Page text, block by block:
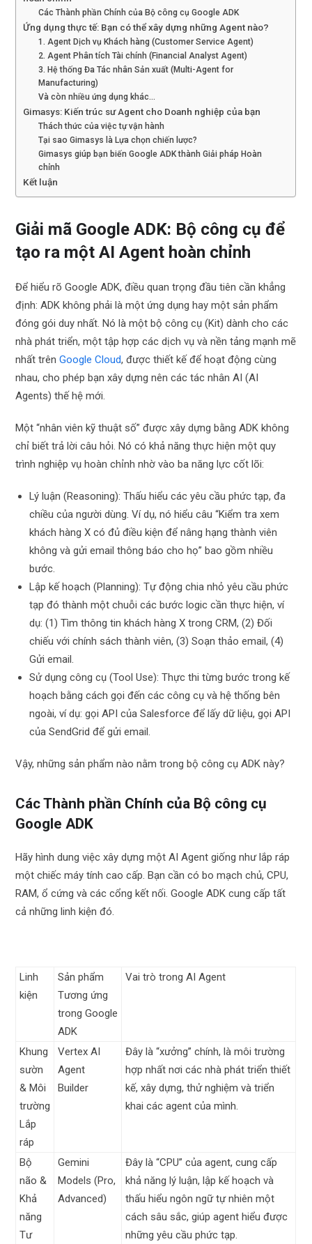
Các Thành phần Chính của Bộ công cụ Google ADK
Ứng dụng thực tế: Bạn có thể xây dựng những Agent nào?
1. Agent Dịch vụ Khách hàng (Customer Service Agent)
2. Agent Phân tích Tài chính (Financial Analyst Agent)
3. Hệ thống Đa Tác nhân Sản xuất (Multi-Agent for
Manufacturing)
Và còn nhiều ứng dụng khác…
Gimasys: Kiến trúc sư Agent cho Doanh nghiệp của bạn
Thách thức của việc tự vận hành
Tại sao Gimasys là Lựa chọn chiến lược?
Gimasys giúp bạn biến Google ADK thành Giải pháp Hoàn
chỉnh
Kết luận
Giải mã Google ADK: Bộ công cụ để
tạo ra một AI Agent hoàn chỉnh
Để hiểu rõ Google ADK, điều quan trọng đầu tiên cần khẳng
định: ADK không phải là một ứng dụng hay một sản phẩm
đóng gói duy nhất. Nó là một bộ công cụ (Kit) dành cho các
nhà phát triển, một tập hợp các dịch vụ và nền tảng mạnh mẽ
nhất trênGoogle Cloud, được thiết kế để hoạt động cùng
nhau, cho phép bạn xây dựng nên các tác nhân AI (AI
Agents) thế hệ mới.
Một “nhân viên kỹ thuật số” được xây dựng bằng ADK không
chỉ biết trả lời câu hỏi. Nó có khả năng thực hiện một quy
trình nghiệp vụ hoàn chỉnh nhờ vào ba năng lực cốt lõi:
Lý luận (Reasoning): Thấu hiểu các yêu cầu phức tạp, đa
chiều của người dùng. Ví dụ, nó hiểu câu “Kiểm tra xem
khách hàng X có đủ điều kiện để nâng hạng thành viên
không và gửi email thông báo cho họ” bao gồm nhiều
bước.
Lập kế hoạch (Planning): Tự động chia nhỏ yêu cầu phức
tạp đó thành một chuỗi các bước logic cần thực hiện, ví
dụ: (1) Tìm thông tin khách hàng X trong CRM, (2) Đối
chiếu với chính sách thành viên, (3) Soạn thảo email, (4)
Gửi email.
Sử dụng công cụ (Tool Use): Thực thi từng bước trong kế
hoạch bằng cách gọi đến các công cụ và hệ thống bên
ngoài, ví dụ: gọi API của Salesforce để lấy dữ liệu, gọi API
của SendGrid để gửi email.
Vậy, những sản phẩm nào nằm trong bộ công cụ ADK này?
Các Thành phần Chính của Bộ công cụ
Google ADK
Hãy hình dung việc xây dựng một AI Agent giống như lắp ráp
một chiếc máy tính cao cấp. Bạn cần có bo mạch chủ, CPU,
RAM, ổ cứng và các cổng kết nối. Google ADK cung cấp tất
cả những linh kiện đó.
Linh
kiện
Sản phẩm
Tương ứng
trong Google
ADK
Vai trò trong AI Agent
Khung
sườn
& Môi
trường
Lắp
ráp
Vertex AI
Agent
Builder
Đây là “xưởng” chính, là môi trường
hợp nhất nơi các nhà phát triển thiết
kế, xây dựng, thử nghiệm và triển
khai các agent của mình.
Bộ
não &
Khả
năng
Tư
Gemini
Models (Pro,
Advanced)
Đây là “CPU” của agent, cung cấp
khả năng lý luận, lập kế hoạch và
thấu hiểu ngôn ngữ tự nhiên một
cách sâu sắc, giúp agent hiểu được
những yêu cầu phức tạp.